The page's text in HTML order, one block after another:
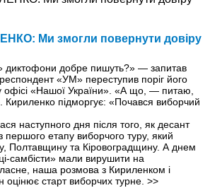
Ми змогли повернути довiру
диктофони добре пишуть?» — запитав
«УМ» переступив поріг його
офісі «Нашої України». «А що, — питаю,
Кириленко підморгує: «Почався виборчий
наступного дня після того, як десант
етапу виборчого туру, який
Полтавщину та Кіровоградщину. А днем
самбісти» мали вирушити на
наша розмова з Кириленком і
оцінює старт виборчих турне. >>